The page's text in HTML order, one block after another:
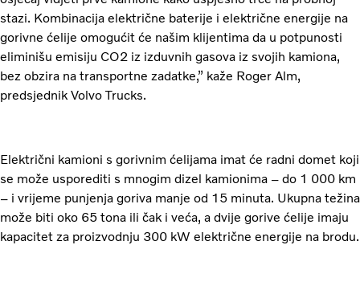
stazi. Kombinacija električne baterije i električne energije na
gorivne ćelije omogućit će našim klijentima da u potpunosti
eliminišu emisiju CO2 iz izduvnih gasova iz svojih kamiona,
bez obzira na transportne zadatke,” kaže Roger Alm,
predsjednik Volvo Trucks.
Električni kamioni s gorivnim ćelijama imat će radni domet koji
se može usporediti s mnogim dizel kamionima – do 1 000 km
– i vrijeme punjenja goriva manje od 15 minuta. Ukupna težina
može biti oko 65 tona ili čak i veća, a dvije gorive ćelije imaju
kapacitet za proizvodnju 300 kW električne energije na brodu.